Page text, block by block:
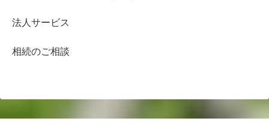
法人サービス
相続のご相談